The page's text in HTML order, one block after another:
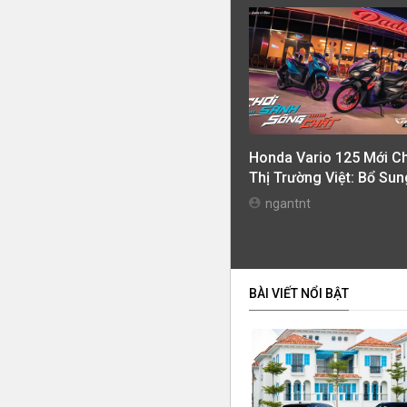
Honda Vario 125 Mới
Thị Trường Việt: Bổ
Phiên Bản Street, Giá Từ
ngantnt
BÀI VIẾT NỔI BẬT